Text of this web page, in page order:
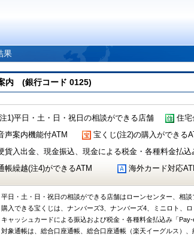
果
内 (銀行コード 0125)
1)平日・土・日・祝日の相談ができる店舗 住宅
声案内機能付ATM
宝くじ(注2)の購入ができる
貨入出金、現金振込、現金による税金・各種料金払
帳繰越(注4)ができるATM
海外カード対応
平日・土・日・祝日の相談ができる店舗はローンセンター、相談
購入できる宝くじは、ナンバーズ3、ナンバーズ4、ミニロト、ロ
キャッシュカードによる振込および税金・各種料金払込み「
対象通帳は、総合口座通帳、総合口座通帳（楽天イーグルス）